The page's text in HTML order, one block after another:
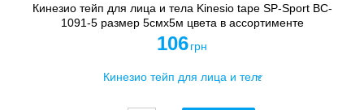
Кинезио тейп для лица и тела Kinesio tape SP-Sport BC-
1091-5 размер 5смх5м цвета в ассортименте
106 грн